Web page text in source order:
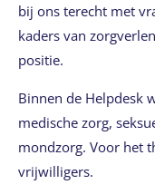
bij ons terecht met
kaders van
positie.
Binnen de Helpdesk
medische zorg,
mondzorg. Voor het
vrijwilligers.